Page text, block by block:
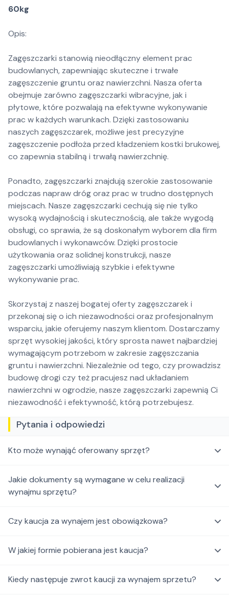
60kg
Opis:
Zagęszczarki stanowią nieodłączny element prac
budowlanych, zapewniając skuteczne i trwałe
zagęszczenie gruntu oraz nawierzchni. Nasza oferta
obejmuje zarówno zagęszczarki wibracyjne, jak i
płytowe, które pozwalają na efektywne wykonywanie
prac w każdych warunkach. Dzięki zastosowaniu
naszych zagęszczarek, możliwe jest precyzyjne
zagęszczenie podłoża przed kładzeniem kostki brukowej,
co zapewnia stabilną i trwałą nawierzchnię.
Ponadto, zagęszczarki znajdują szerokie zastosowanie
podczas napraw dróg oraz prac w trudno dostępnych
miejscach. Nasze zagęszczarki cechują się nie tylko
wysoką wydajnością i skutecznością, ale także wygodą
obsługi, co sprawia, że są doskonałym wyborem dla firm
budowlanych i wykonawców. Dzięki prostocie
użytkowania oraz solidnej konstrukcji, nasze
zagęszczarki umożliwiają szybkie i efektywne
wykonywanie prac.
Skorzystaj z naszej bogatej oferty zagęszczarek i
przekonaj się o ich niezawodności oraz profesjonalnym
wsparciu, jakie oferujemy naszym klientom. Dostarczamy
sprzęt wysokiej jakości, który sprosta nawet najbardziej
wymagającym potrzebom w zakresie zagęszczania
gruntu i nawierzchni. Niezależnie od tego, czy prowadzisz
budowę drogi czy też pracujesz nad układaniem
nawierzchni w ogrodzie, nasze zagęszczarki zapewnią Ci
niezawodność i efektywność, którą potrzebujesz.
Pytania i odpowiedzi
Kto może wynająć oferowany sprzęt?
Jakie dokumenty są wymagane w celu realizacji
wynajmu sprzętu?
Czy kaucja za wynajem jest obowiązkowa?
W jakiej formie pobierana jest kaucja?
Kiedy następuje zwrot kaucji za wynajem sprzetu?